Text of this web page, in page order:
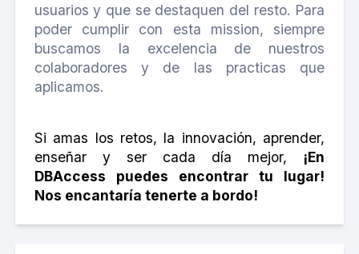
usuarios y que se destaquen del resto. Para
poder cumplir con esta mission, siempre
buscamos la excelencia de nuestros
colaboradores y de las practicas que
aplicamos.
Si amas los retos, la innovación, aprender,
enseñar y ser cada día mejor, ¡En
DBAccess puedes encontrar tu lugar!
Nos encantaría tenerte a bordo!